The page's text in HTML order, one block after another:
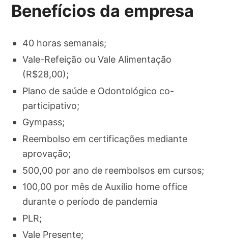
Benefícios da empresa
40 horas semanais;
Vale-Refeição ou Vale Alimentação
(R$28,00);
Plano de saúde e Odontológico co-
participativo;
Gympass;
Reembolso em certificações mediante
aprovação;
500,00 por ano de reembolsos em cursos;
100,00 por mês de Auxílio home office
durante o período de pandemia
PLR;
Vale Presente;